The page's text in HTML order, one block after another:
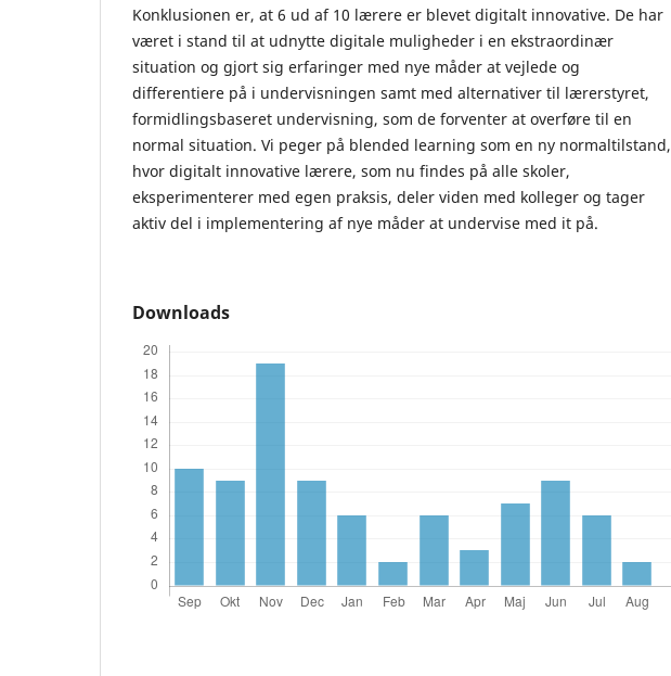
Konklusionen er, at 6 ud af 10 lærere er blevet digitalt innovative. De har
været i stand til at udnytte digitale muligheder i en ekstraordinær
situation og gjort sig erfaringer med nye måder at vejlede og
differentiere på i undervisningen samt med alternativer til lærerstyret,
formidlingsbaseret undervisning, som de forventer at overføre til en
normal situation. Vi peger på blended learning som en ny normaltilstand,
hvor digitalt innovative lærere, som nu findes på alle skoler,
eksperimenterer med egen praksis, deler viden med kolleger og tager
aktiv del i implementering af nye måder at undervise med it på.
Downloads